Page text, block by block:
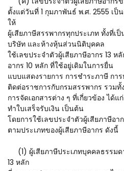
ตั้งแต่วันที่ 1 กุมภาพันธ์ พ.ศ. 2555 เ
ให้
ผู้เสียภาษีสรรพากรทุกประเภท ทั้งที่
บริษัท และห้างหุ้นส่วนนิติบุคคล
ใช้เลขประจำตัวผู้เสียภาษีอากร 13 ห
อากร 10 หลัก ที่ใช้อยู่เดิมในการยื่น
แบบแสดงรายการ การชำระภาษี กา
ติดต่อราชการกับกรมสรรพากร รวมทั้ง
การจัดเอกสารต่าง ๆ ที่เกี่ยวข้อง ได้
ทำใบเสร็จรับเงิน เป็นต้น
โดยการใช้เลขประจำตัวผู้เสียภาษีอ
ตามประเภทของผู้เสียภาษีอากร ดังนี้
(1) ผู้เสียภาษีประเภทบุคคลธรรม
13 หลัก